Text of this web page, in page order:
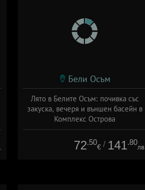
Бели Осъм
Лято в Белите Осъм: почивка със
закуска, вечеря и външен басейн в
Комплекс Острова
Дата: 01.08 - 15.09 + полупансион
72.50
€ / 141.80
лв.